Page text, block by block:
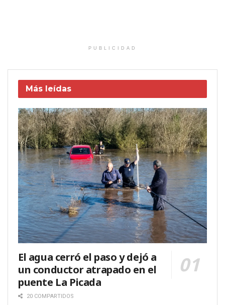
PUBLICIDAD
Más leídas
El agua cerró el paso y dejó a
un conductor atrapado en el
puente La Picada
20 COMPARTIDOS